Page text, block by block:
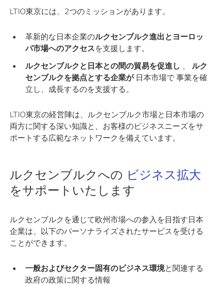
LTIO東京には、2つのミッションがあります。
革新的な日本企業のルクセンブルク進出とヨーロッ
パ市場へのアクセスを支援します。
ルクセンブルクと日本との間の貿易を促進し 、 ルク
センブルクを拠点とする企業が日本市場で 事業を確
立し、成長するのを支援する。
LTIO東京の経営陣は、ルクセンブルク市場と日本市場の
両方に関する深い知識と、お客様のビジネスニーズをサ
ポートする広範なネットワークを備えています。
ルクセンブルクへの ビジネス拡大
をサポートいたします
ルクセンブルクを通じて欧州市場への参入を目指す日本
企業は、以下のパーソナライズされたサービスを受ける
ことができます。
一般およびセクター固有のビジネス環境と関連する
政府の政策に関する情報